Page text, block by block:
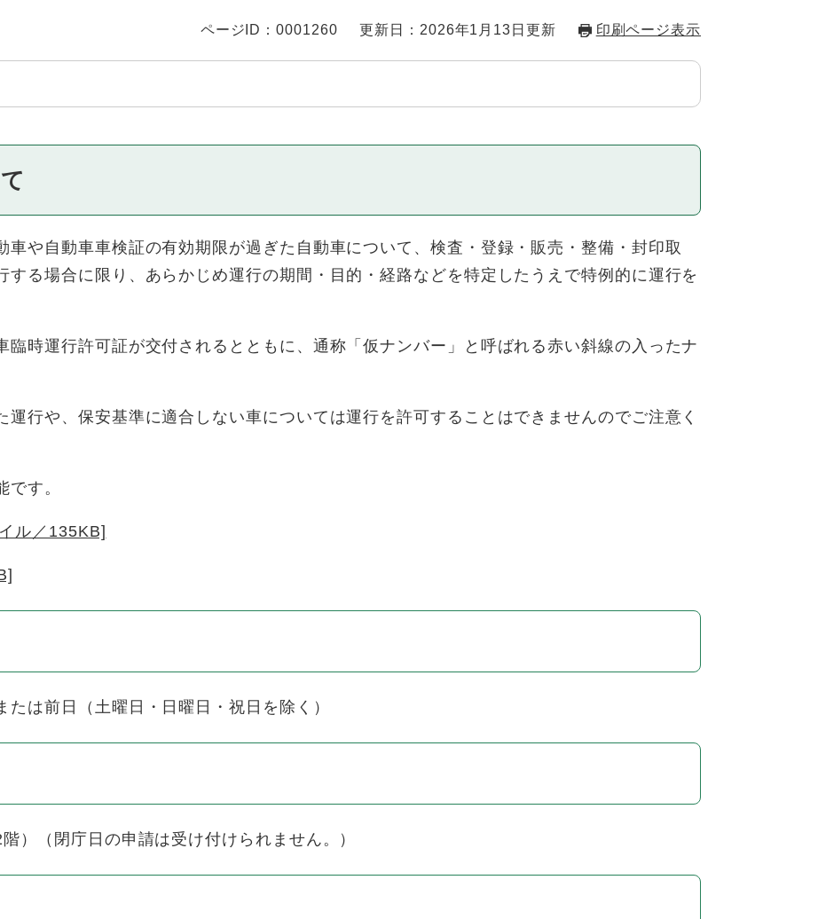
ページID：0001260 更新日：2026年1月13日更新 印刷ページ表示
や自動車車検証の有効期限が過ぎた自動車について、検査・登録・販売・整備・封印取
する場合に限り、あらかじめ運行の期間・目的・経路などを特定したうえで特例的に運行を
時運行許可証が交付されるとともに、通称「仮ナンバー」と呼ばれる赤い斜線の入ったナ
行や、保安基準に適合しない車については運行を許可することはできませんのでご注意く
す。
ル／135KB]
は前日（土曜日・日曜日・祝日を除く）
）（閉庁日の申請は受け付けられません。）